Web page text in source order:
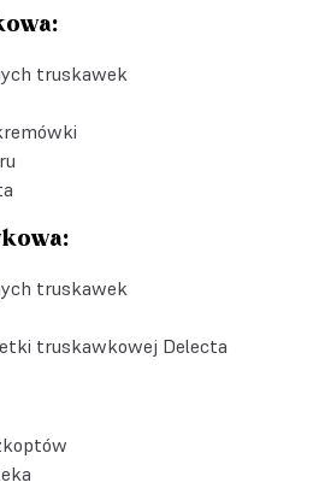
truskawek
truskawek
truskawkowej Delecta